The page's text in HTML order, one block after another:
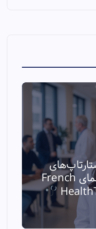
سلامت دیجیتال: راهنمای French